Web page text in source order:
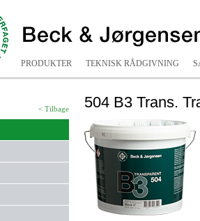
PRODUKTER TEKNISK RÅDGIVNING
504 B3 Trans.
< Tilbage